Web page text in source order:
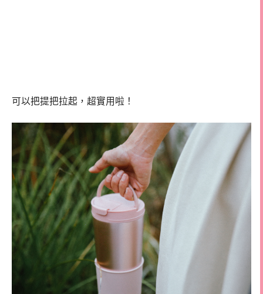
可以把提把拉起，超實用啦！